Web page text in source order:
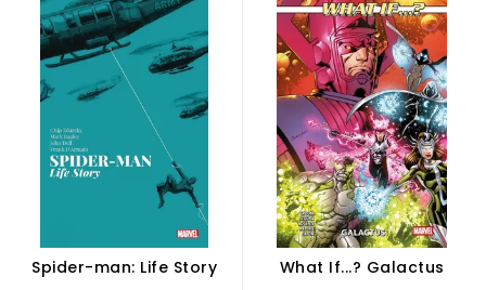
Spider-man: Life Story What If...? Galactus